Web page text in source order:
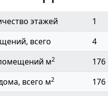
этажей
1
всего
4
м2
176
всего м2
176